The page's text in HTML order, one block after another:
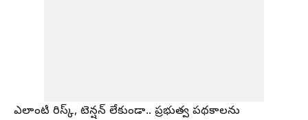
ఎలాంటి రిస్క్, టెన్షన్ లేకుండా.. ప్రభుత్వ పథకాలను